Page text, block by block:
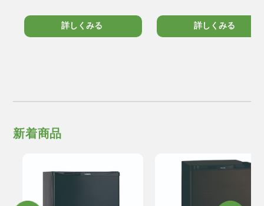
詳しくみる 詳しくみる
新着商品